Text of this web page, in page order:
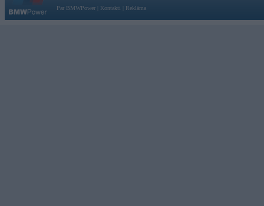
Par BMWPower
Kontakti Reklāma